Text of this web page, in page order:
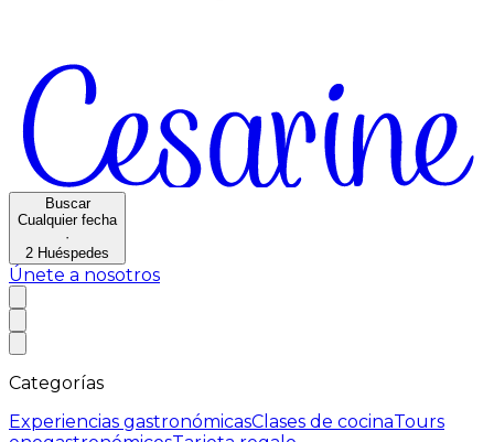
Buscar
Cualquier fecha
·
2 Huéspedes
Únete a nosotros
Categorías
Experiencias gastronómicasClases de cocinaTours